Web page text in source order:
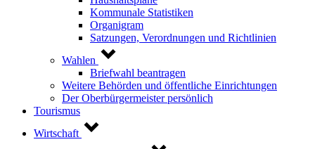
Kommunale Statistiken
Organigram
Satzungen, Verordnungen und Richtlinien
Wahlen
Briefwahl beantragen
Weitere Behörden und öffentliche Einrichtungen
Der Oberbürgermeister persönlich
Tourismus
Wirtschaft